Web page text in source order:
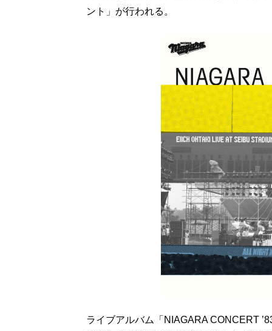
ント」が行われる。
ライブアルバム「NIAGARA CONCERT